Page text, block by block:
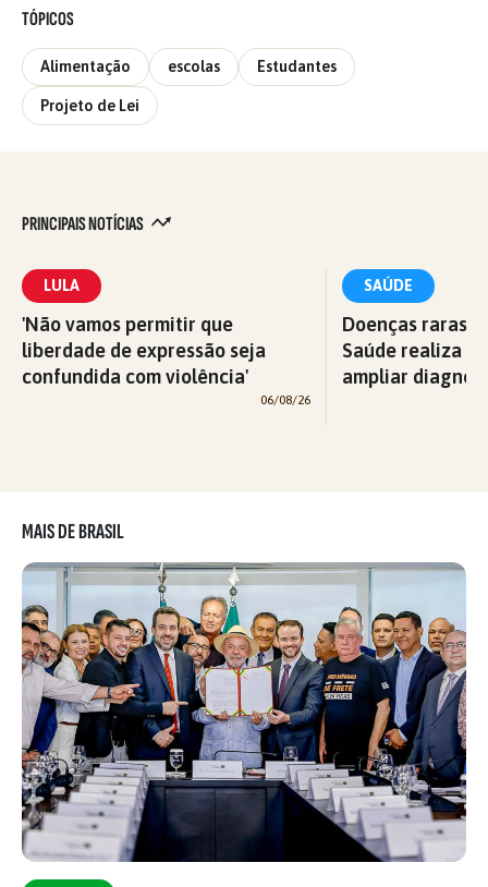
TÓPICOS
Alimentação escolas Estudantes
Projeto de Lei
PRINCIPAIS NOTÍCIAS
LULA
'Não vamos permitir que
liberdade de expressão seja
confundida com violência'
06/08/26
SAÚDE
Doenças raras:
Saúde realiza
ampliar
MAIS DE BRASIL